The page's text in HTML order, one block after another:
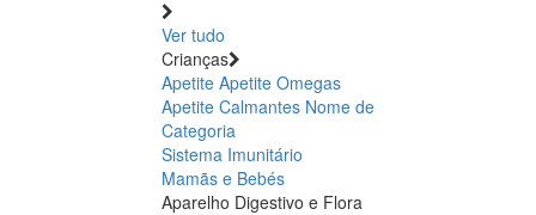
Ver tudo
Crianças
Apetite Apetite Omegas
Apetite Calmantes Nome de
Categoria
Sistema Imunitário
Mamãs e Bebés
Aparelho Digestivo e Flora